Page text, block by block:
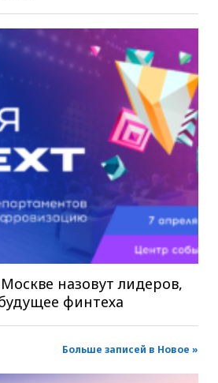
Москве назовут лидеров,
финтеха
Больше записей в Новое »